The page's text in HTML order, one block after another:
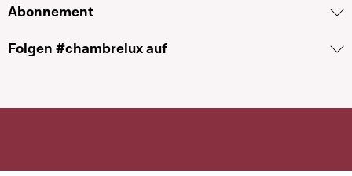
Abonnement
Folgen #chambrelux auf